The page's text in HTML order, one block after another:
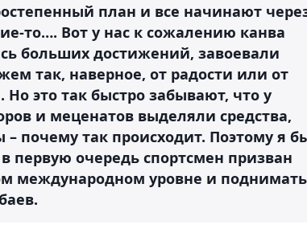
план и все начинают
то…. Вот у нас к сожалению канва
больших достижений, завоевали
так, наверное, от радости или от
это так быстро забывают, что у
и меценатов выделяли средства,
– почему так происходит. Поэтому я
первую очередь спортсмен призван
международном уровне и поднимать